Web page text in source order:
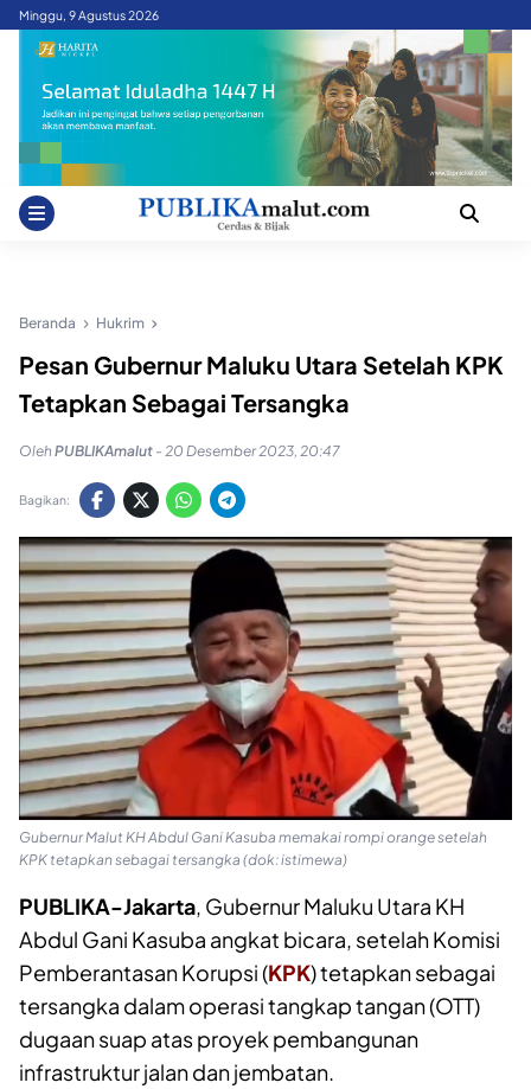
SkipMinggu, 9 Agustus 2026
Beranda Hukrim
Pesan Gubernur Maluku Utara Setelah KPK
Tetapkan Sebagai Tersangka
OlehPUBLIKAmalut - 20 Desember 2023, 20:47
Bagikan:
Gubernur Malut KH Abdul Gani Kasuba memakai rompi orange setelah
KPK tetapkan sebagai tersangka (dok: istimewa)
PUBLIKA-Jakarta, Gubernur Maluku Utara KH
Abdul Gani Kasuba angkat bicara, setelah Komisi
Pemberantasan Korupsi (KPK) tetapkan sebagai
tersangka dalam operasi tangkap tangan (OTT)
dugaan suap atas proyek pembangunan
infrastruktur jalan dan jembatan.